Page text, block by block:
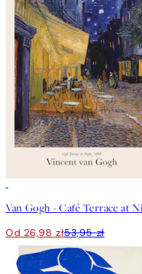
Od 26,98 zł53,95 zł